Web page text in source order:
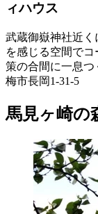
ィハウス
武蔵御嶽神社近く
を感じる空間で
策の合間に一息
梅市長岡1-31-5
馬見ヶ崎の